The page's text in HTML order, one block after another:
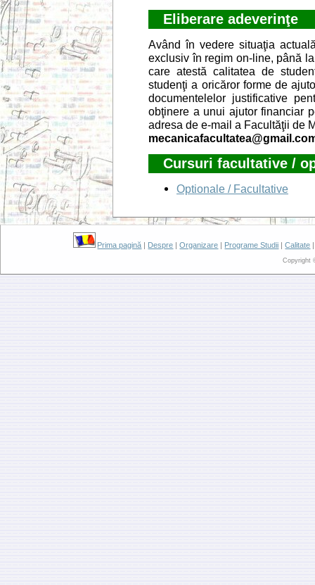
Eliberare adeverinţe
Având în vedere situaţia
exclusiv în regim on-line, până
care atestă calitatea de
studenţi a oricăror forme de
documentelelor justificative
obţinere a unui ajutor financiar
adresa de e-mail a Facultăţii de
Cursuri facultative /
Optionale / Facultative
Prima pagină | Despre |Organizare | Programe Studii |Calitate
Copyright